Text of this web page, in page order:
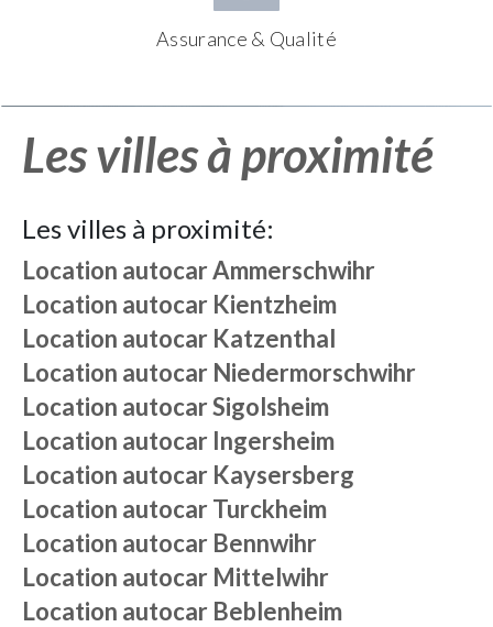
Assurance & Qualité
Les villes à proximité
Les villes à proximité:
Location autocarAmmerschwihr
Location autocar Kientzheim
Location autocar Katzenthal
Location autocar Niedermorschwihr
Location autocarSigolsheim
Location autocar Ingersheim
Location autocar Kaysersberg
Location autocarTurckheim
Location autocar Bennwihr
Location autocar Mittelwihr
Location autocar Beblenheim